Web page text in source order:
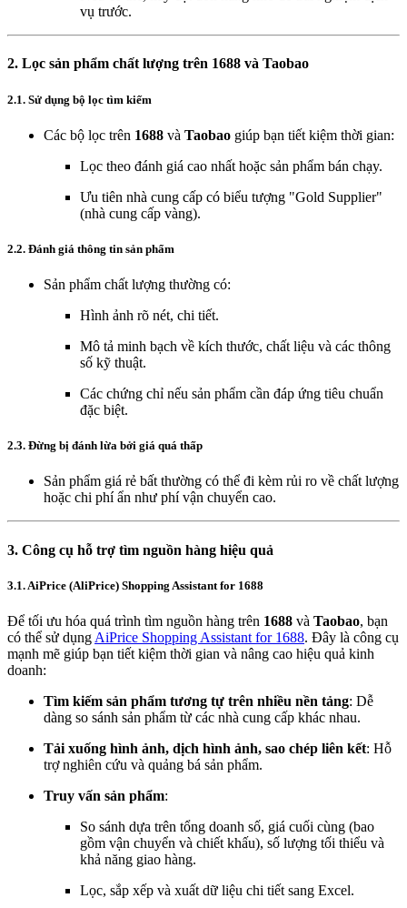
vụ trước.
2. Lọc sản phẩm chất lượng trên 1688 và Taobao
2.1. Sử dụng bộ lọc tìm kiếm
Các bộ lọc trên 1688 và Taobao giúp bạn tiết kiệm thời gian:
Lọc theo đánh giá cao nhất hoặc sản phẩm bán chạy.
Ưu tiên nhà cung cấp có biểu tượng "Gold Supplier"
(nhà cung cấp vàng).
2.2. Đánh giá thông tin sản phẩm
Sản phẩm chất lượng thường có:
Hình ảnh rõ nét, chi tiết.
Mô tả minh bạch về kích thước, chất liệu và các thông
số kỹ thuật.
Các chứng chỉ nếu sản phẩm cần đáp ứng tiêu chuẩn
đặc biệt.
2.3. Đừng bị đánh lừa bởi giá quá thấp
Sản phẩm giá rẻ bất thường có thể đi kèm rủi ro về chất lượng
hoặc chi phí ẩn như phí vận chuyển cao.
3. Công cụ hỗ trợ tìm nguồn hàng hiệu quả
3.1. AiPrice (AliPrice) Shopping Assistant for 1688
Để tối ưu hóa quá trình tìm nguồn hàng trên 1688 và Taobao, bạn
có thể sử dụng AiPrice Shopping Assistant for 1688. Đây là công cụ
mạnh mẽ giúp bạn tiết kiệm thời gian và nâng cao hiệu quả kinh
doanh:
Tìm kiếm sản phẩm tương tự trên nhiều nền tảng: Dễ
dàng so sánh sản phẩm từ các nhà cung cấp khác nhau.
Tải xuống hình ảnh, dịch hình ảnh, sao chép liên kết: Hỗ
trợ nghiên cứu và quảng bá sản phẩm.
Truy vấn sản phẩm:
So sánh dựa trên tổng doanh số, giá cuối cùng (bao
gồm vận chuyển và chiết khấu), số lượng tối thiểu và
khả năng giao hàng.
Lọc, sắp xếp và xuất dữ liệu chi tiết sang Excel.